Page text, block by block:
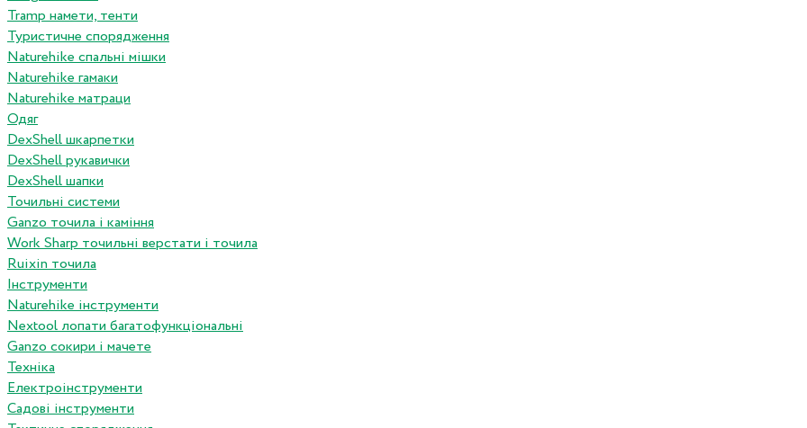
Tramp намети, тенти
Туристичне спорядження
Naturehike спальні мішки
Naturehike гамаки
Naturehike матраци
Одяг
DexShell шкарпетки
DexShell рукавички
DexShell шапки
Точильні системи
Ganzo точила і каміння
Work Sharp точильні верстати і точила
Ruixin точила
Інструменти
Naturehike інструменти
Nextool лопати багатофункціональні
Ganzo сокири і мачете
Техніка
Електроінструменти
Садові інструменти